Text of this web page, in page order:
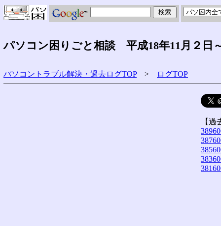
パソコン困りごと相談 平成18年11月２日
パソコントラブル解決・過去ログTOP> ログTOP
【